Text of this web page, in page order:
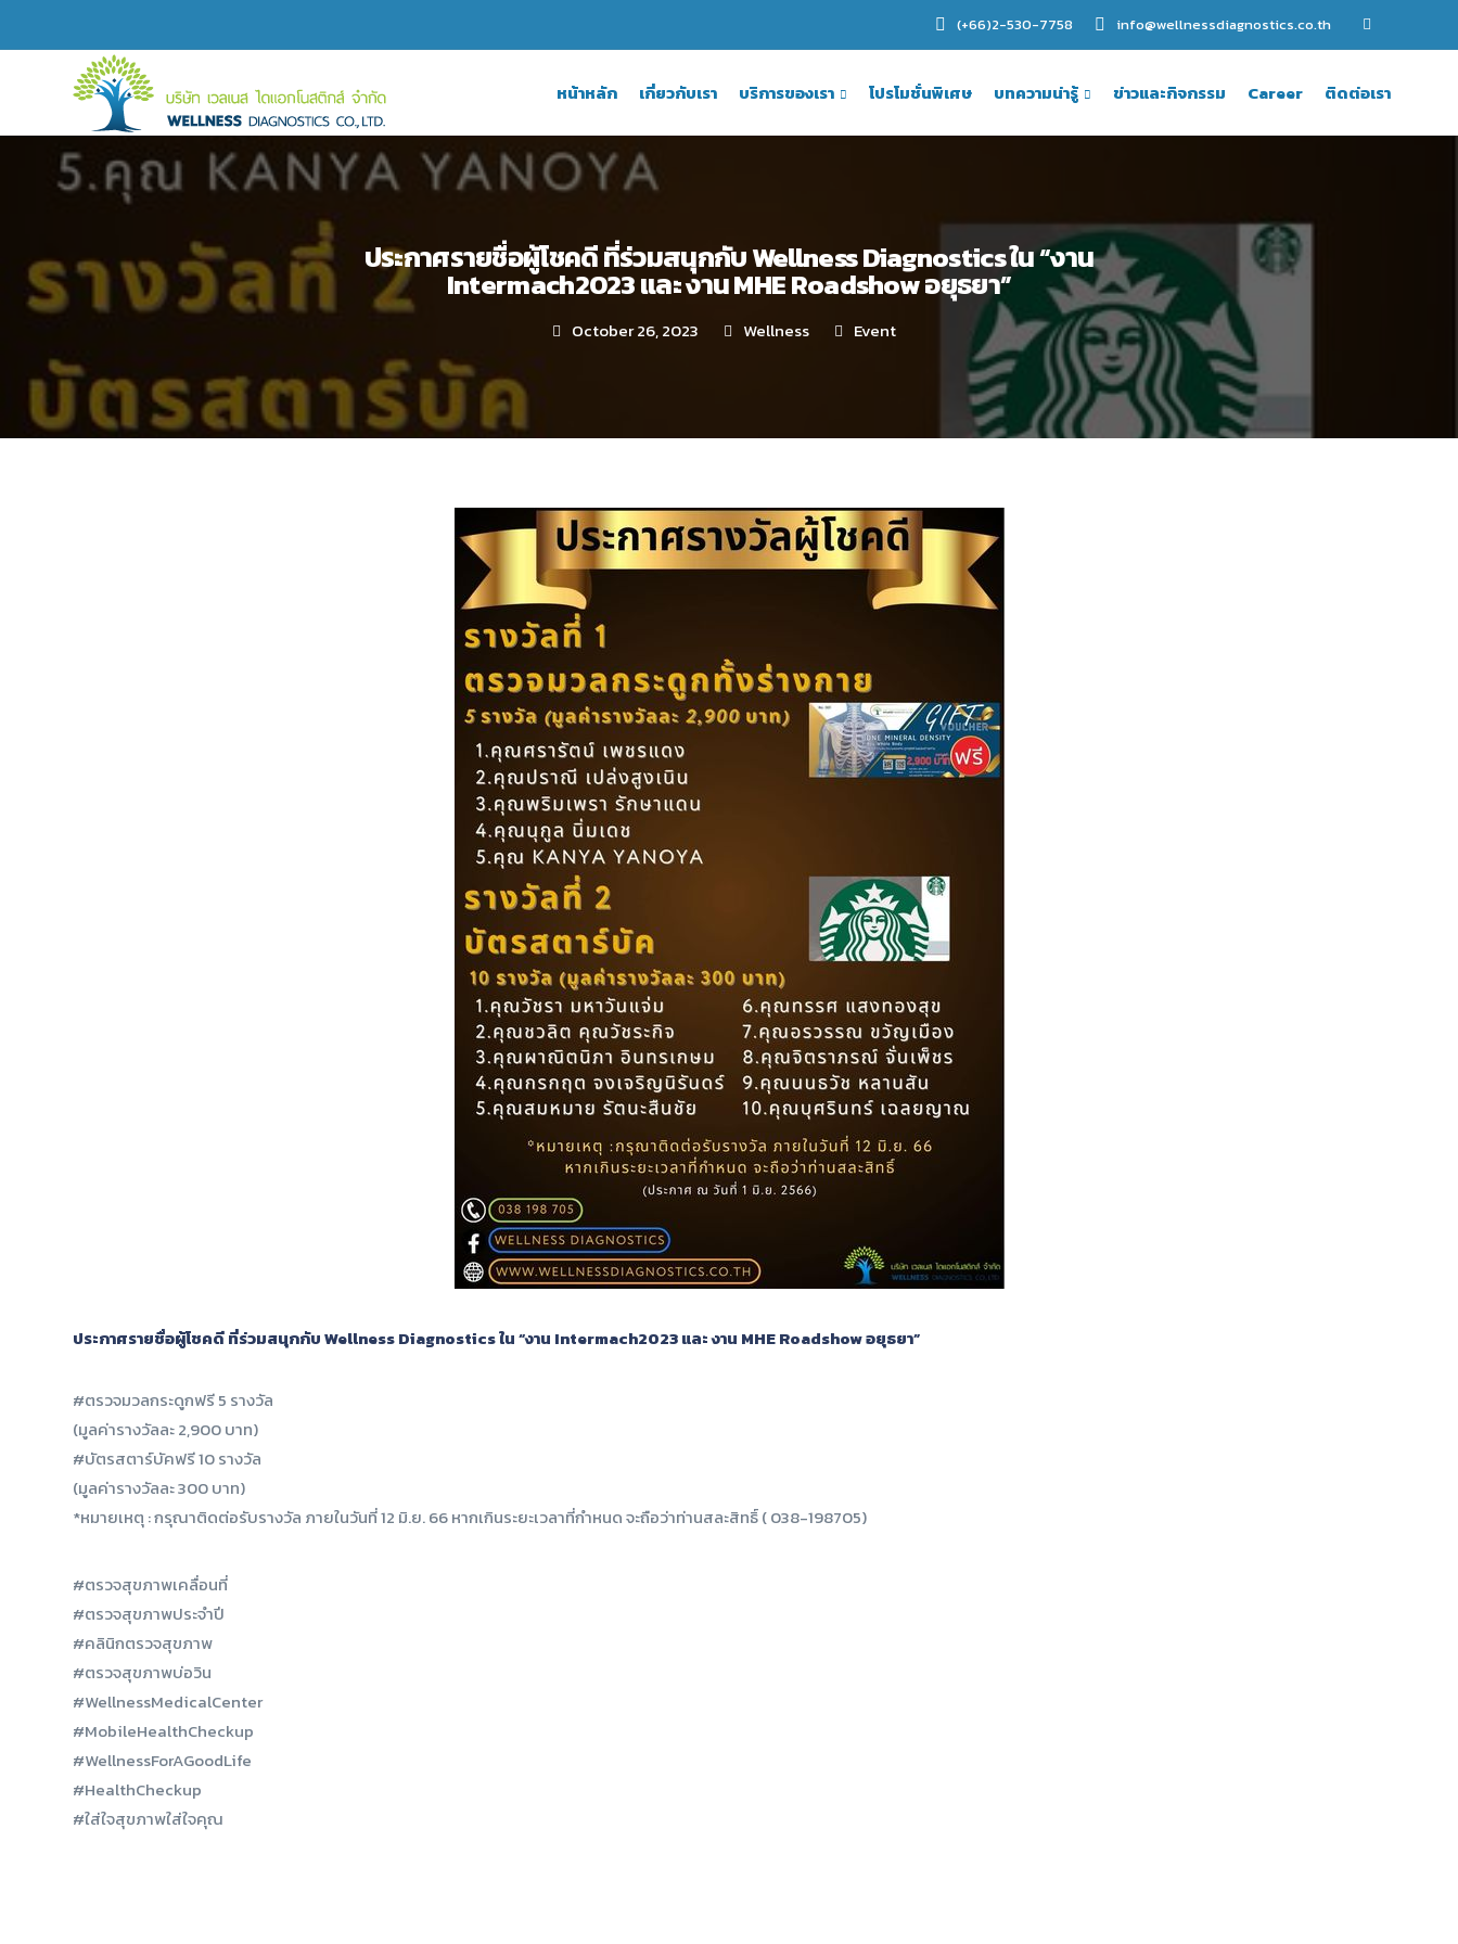
(+66)2-530-7758 info@wellnessdiagnostics.co.th
หน้าหลัก เกี่ยวกับเรา บริการของเรา โปรโมชั่นพิเศษ บทความน่ารู้ ข่าวและกิจกรรม Career ติดต่อเรา
ประกาศรายชื่อผู้โชคดี ที่ร่วมสนุกกับ Wellness Diagnostics ใน “งาน
Intermach2023 และ งาน MHE Roadshow อยุธยา”
October 26, 2023 Wellness Event
ประกาศรายชื่อผู้โชคดี ที่ร่วมสนุกกับ Wellness Diagnostics ใน “งาน Intermach2023 และ งาน MHE Roadshow อยุธยา”
#ตรวจมวลกระดูกฟรี 5 รางวัล
(มูลค่ารางวัลละ 2,900 บาท)
#บัตรสตาร์บัคฟรี 10 รางวัล
(มูลค่ารางวัลละ 300 บาท)
*หมายเหตุ : กรุณาติดต่อรับรางวัล ภายในวันที่ 12 มิ.ย. 66 หากเกินระยะเวลาที่กำหนด จะถือว่าท่านสละสิทธิ์ ( 038-198705)
#ตรวจสุขภาพเคลื่อนที่
#ตรวจสุขภาพประจำปี
#คลินิกตรวจสุขภาพ
#ตรวจสุขภาพบ่อวิน
#WellnessMedicalCenter
#MobileHealthCheckup
#WellnessForAGoodLife
#HealthCheckup
#ใส่ใจสุขภาพใส่ใจคุณ